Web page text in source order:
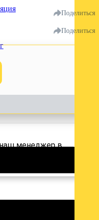
Поделиться
Поделиться
менеджер в